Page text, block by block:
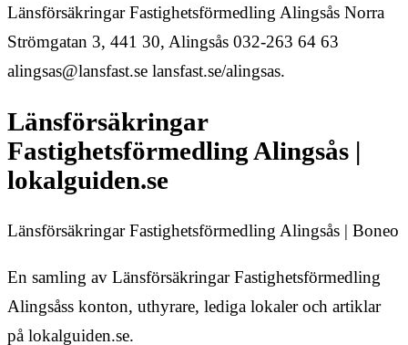
Länsförsäkringar Fastighetsförmedling Alingsås Norra
Strömgatan 3, 441 30, Alingsås 032-263 64 63
alingsas@lansfast.se lansfast.se/alingsas.
Länsförsäkringar
Fastighetsförmedling Alingsås |
lokalguiden.se
Länsförsäkringar Fastighetsförmedling Alingsås | Boneo
En samling av Länsförsäkringar Fastighetsförmedling
Alingsåss konton, uthyrare, lediga lokaler och artiklar
på lokalguiden.se.